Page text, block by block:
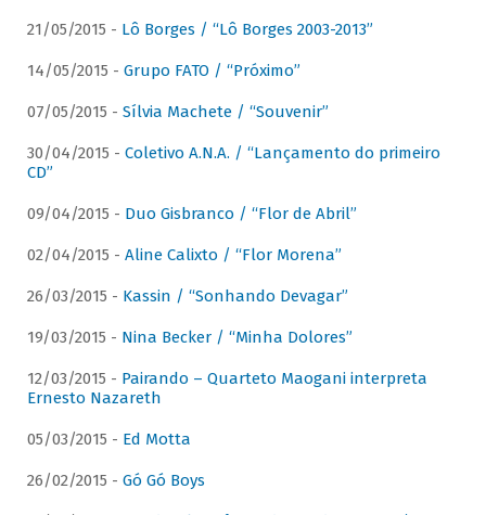
21/05/2015 - Lô Borges / “Lô Borges 2003-2013”
14/05/2015 - Grupo FATO / “Próximo”
07/05/2015 - Sílvia Machete / “Souvenir”
30/04/2015 - Coletivo A.N.A. / “Lançamento do primeiro
CD”
09/04/2015 - Duo Gisbranco / “Flor de Abril”
02/04/2015 - Aline Calixto / “Flor Morena”
26/03/2015 - Kassin / “Sonhando Devagar”
19/03/2015 - Nina Becker / “Minha Dolores”
12/03/2015 - Pairando – Quarteto Maogani interpreta
Ernesto Nazareth
05/03/2015 - Ed Motta
26/02/2015 - Gó Gó Boys